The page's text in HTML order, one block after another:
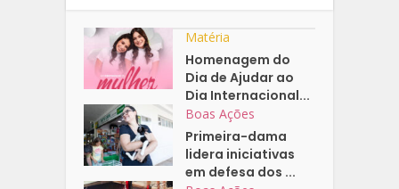
Matéria
Homenagem do
Dia de Ajudar ao
Dia Internacional...
Boas Ações
Primeira-dama
lidera iniciativas
em defesa dos ...